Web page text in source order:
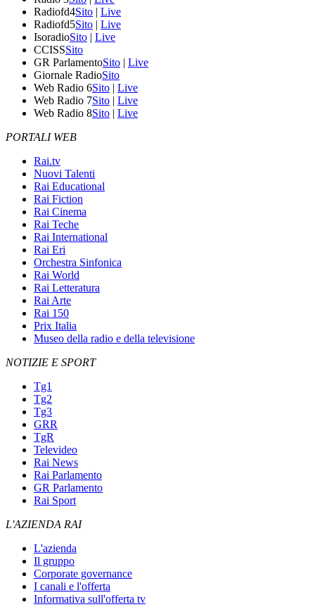
Radiofd4Sito | Live
Radiofd5Sito | Live
IsoradioSito | Live
CCISSSito
GR ParlamentoSito | Live
Giornale RadioSito
Web Radio 6Sito | Live
Web Radio 7Sito | Live
Web Radio 8Sito | Live
PORTALI WEB
Rai.tv
Nuovi Talenti
Rai Educational
Rai Fiction
Rai Cinema
Rai Teche
Rai International
Rai Eri
Orchestra Sinfonica
Rai World
Rai Letteratura
Rai Arte
Rai 150
Prix Italia
Museo della radio e della televisione
NOTIZIE E SPORT
Tg1
Tg2
Tg3
GRR
TgR
Televideo
Rai News
Rai Parlamento
GR Parlamento
Rai Sport
L'AZIENDA RAI
L'azienda
Il gruppo
Corporate governance
I canali e l'offerta
Informativa sull'offerta tv